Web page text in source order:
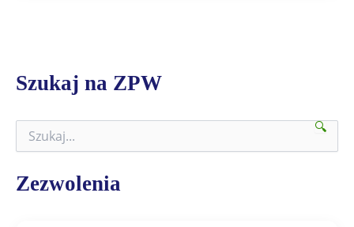
Szukaj na ZPW
k
a
🔍
Zezwolenia